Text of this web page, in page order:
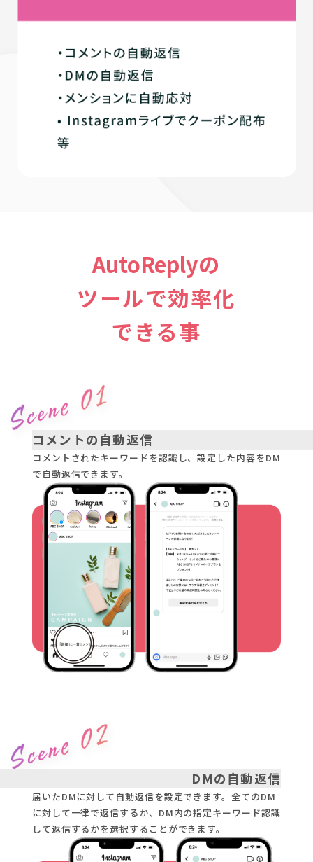
AutoReplyの
ツールで効率化
できる事
コメントの自動返信
コメントされたキーワードを認識し、設定した内容をDM
で自動返信できます。
DMの自動返信
届いたDMに対して自動返信を設定できます。全てのDM
に対して一律で返信するか、DM内の指定キーワード認識
して返信するかを選択することができます。